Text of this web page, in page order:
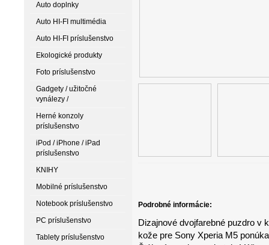
Auto doplnky
Auto HI-FI multimédia
Auto HI-FI príslušenstvo
Ekologické produkty
Foto príslušenstvo
Gadgety / užitočné
vynálezy /
Herné konzoly
príslušenstvo
iPod / iPhone / iPad
príslušenstvo
KNIHY
Mobilné príslušenstvo
Notebook príslušenstvo
PC príslušenstvo
Tablety príslušenstvo
Podrobné informácie:
Dizajnové dvojfarebné puzdro v
kože pre Sony Xperia M5